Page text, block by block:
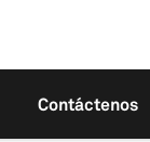
Contáctenos